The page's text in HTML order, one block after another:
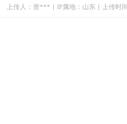
上传人：资*** IP属地：山东 上传时